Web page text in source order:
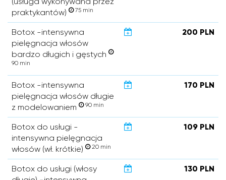
praktykantów)
75 min
Botox -intensywna
pielęgnacja włosów
bardzo długich i gęstych
90 min
200 PLN
Botox -intensywna
pielęgnacja włosów długie
z modelowaniem
90 min
170 PLN
Botox do usługi -
intensywna pielęgnacja
włosów (wł. krótkie)
20 min
109 PLN
Botox do usługi (włosy
130 PLN